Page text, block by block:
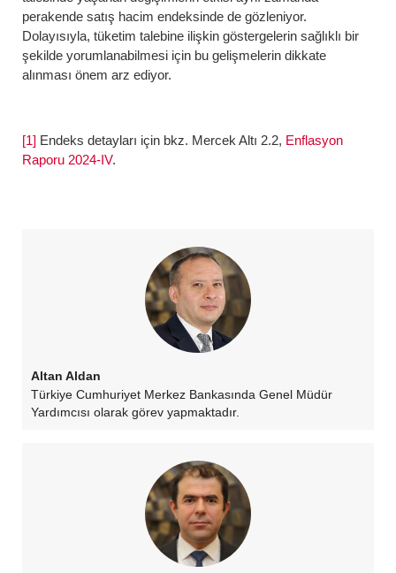
perakende satış hacim endeksinde de gözleniyor.
Dolayısıyla, tüketim talebine ilişkin göstergelerin sağlıklı bir
şekilde yorumlanabilmesi için bu gelişmelerin dikkate
alınması önem arz ediyor.
[1] Endeks detayları için bkz. Mercek Altı 2.2, Enflasyon
Raporu 2024-IV.
Altan Aldan
Türkiye Cumhuriyet Merkez Bankasında Genel Müdür
Yardımcısı olarak görev yapmaktadır.